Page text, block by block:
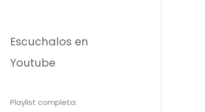
Escuchalos en
Youtube
Playlist completa: